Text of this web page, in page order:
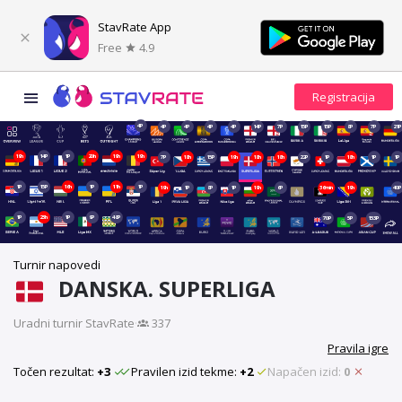
StavRate App
Free
4.9
4P 4P 4P 4P 4P 14P 7P 15P 15P 8P 7P 21P
19h 14P 1P 20h 19h 19h 7P 18h 15P 19h 18h 18h 22P 1P 18h 1P 1P
1P 15P 16h 1P 11h 1P 19h 1P 8P 1P 19h 6P 36min 19h 40P
1P 23h 1P 9P 48P 70P 5P 153P
Turnir napovedi
DANSKA. SUPERLIGA
Uradni turnir StavRate·
337
Pravila igre
Točen rezultat: +3 Pravilen izid tekme: +2 Napačen izid: 0